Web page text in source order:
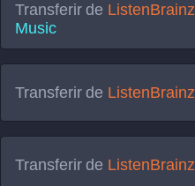
Transferir de ListenBrainz
Music
Transferir de ListenBrainz
Transferir de ListenBrainz